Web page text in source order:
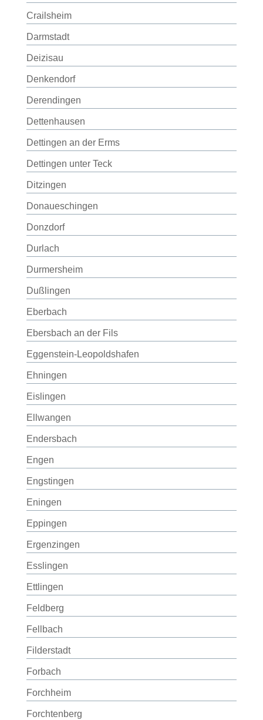
Crailsheim
Darmstadt
Deizisau
Denkendorf
Derendingen
Dettenhausen
Dettingen an der Erms
Dettingen unter Teck
Ditzingen
Donaueschingen
Donzdorf
Durlach
Durmersheim
Dußlingen
Eberbach
Ebersbach an der Fils
Eggenstein-Leopoldshafen
Ehningen
Eislingen
Ellwangen
Endersbach
Engen
Engstingen
Eningen
Eppingen
Ergenzingen
Esslingen
Ettlingen
Feldberg
Fellbach
Filderstadt
Forbach
Forchheim
Forchtenberg